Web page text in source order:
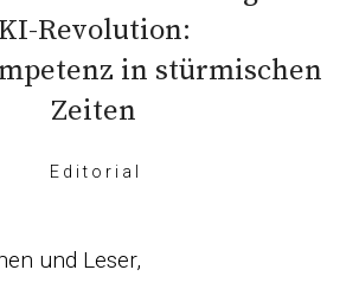
KI-Revolution:
in stürmischen
Zeiten
E d i t o r i a l
und Leser,